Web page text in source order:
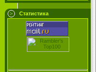
Статистика